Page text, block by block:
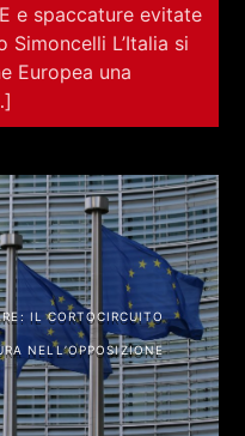
Aperta
e spaccature evitate
Simoncelli L’Italia si
Europea una
IL CORTOCIRCUITO
NELL’OPPOSIZIONE